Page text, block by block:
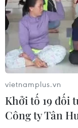
Kyoto
05/08/2026 14:53
Đưa tinh hoa
05/08/2026 11:36
vietnamplus.vn
Khởi tố 19 đối
Công ty Tân